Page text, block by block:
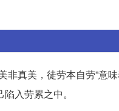
非真美，徒劳本自劳”意
入劳累之中。